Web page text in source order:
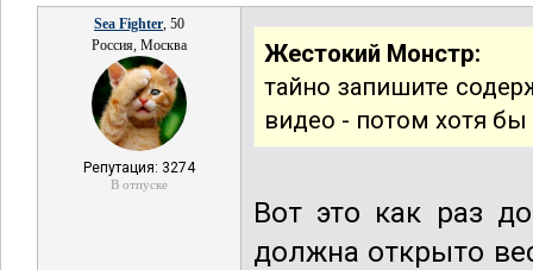
Sea Fighter, 50
Россия, Москва
Репутация: 3274
В отпуске
Жестокий Монстр:
тайно запишите
видео - потом хотя бы
Вот это как раз
должна открыто